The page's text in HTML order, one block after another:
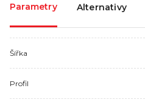
Parametry Alternativy
Šířka
Profil